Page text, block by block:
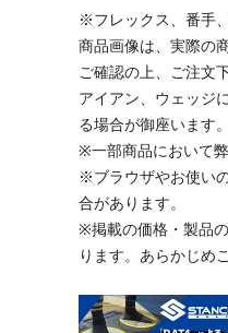
※フレックス、番手
商品画像は、実際の
ご確認の上、ご注文下
アイアン、ウェッジ
る場合が御座います。
※一部商品において
※ブラウザやお使い
合があります。
※掲載の価格・製品
ります。あらかじめ